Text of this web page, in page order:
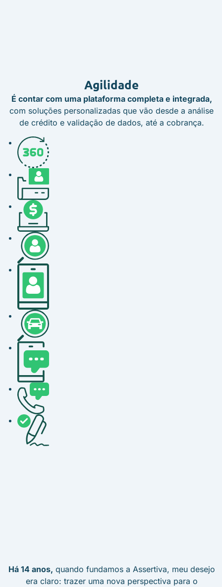
Agilidade
É contar com uma plataforma completa e integrada,
com soluções personalizadas que vão desde a análise
de crédito e validação de dados, até a cobrança.
Há 14 anos, quando fundamos a Assertiva, meu desejo
era claro: trazer uma nova perspectiva para o